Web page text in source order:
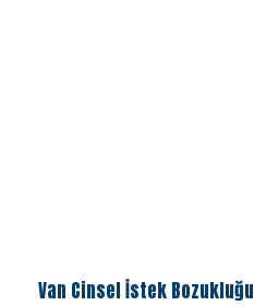
Van Cinsel İstek Bozukluğu